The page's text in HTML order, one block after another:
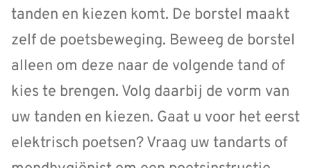
tanden en kiezen komt. De borstel maakt
zelf de poetsbeweging. Beweeg de borstel
alleen om deze naar de volgende tand of
kies te brengen. Volg daarbij de vorm van
uw tanden en kiezen. Gaat u voor het eerst
elektrisch poetsen? Vraag uw tandarts of